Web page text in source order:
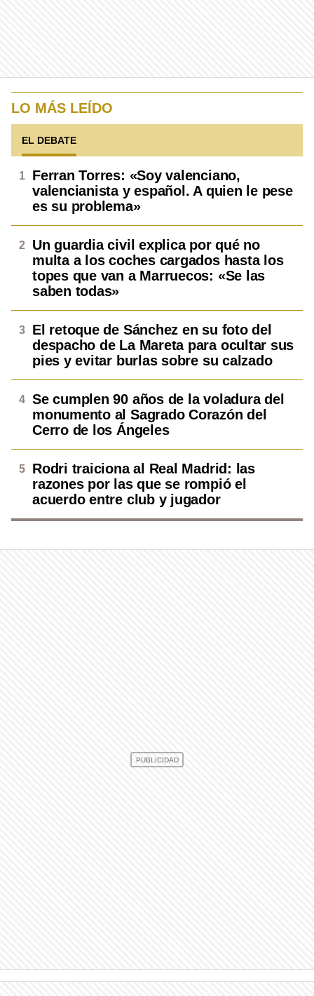
LO MÁS LEÍDO
EL DEBATE
Ferran Torres: «Soy valenciano,
valencianista y español. A quien le pese
es su problema»
Un guardia civil explica por qué no
multa a los coches cargados hasta los
topes que van a Marruecos: «Se las
saben todas»
El retoque de Sánchez en su foto del
despacho de La Mareta para ocultar sus
pies y evitar burlas sobre su calzado
Se cumplen 90 años de la voladura del
monumento al Sagrado Corazón del
Cerro de los Ángeles
Rodri traiciona al Real Madrid: las
razones por las que se rompió el
acuerdo entre club y jugador